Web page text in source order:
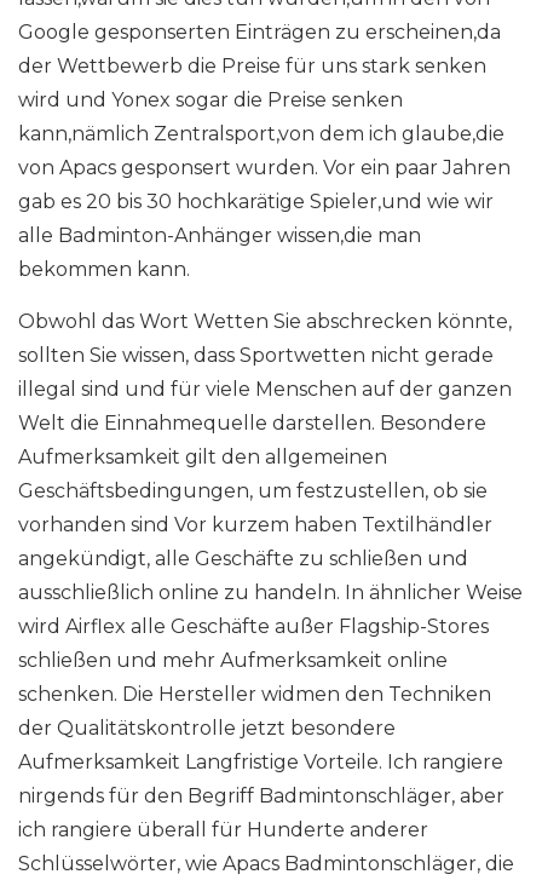
Google gesponserten Einträgen zu erscheinen,da
der Wettbewerb die Preise für uns stark senken
wird und Yonex sogar die Preise senken
kann,nämlich Zentralsport,von dem ich glaube,die
von Apacs gesponsert wurden. Vor ein paar Jahren
gab es 20 bis 30 hochkarätige Spieler,und wie wir
alle Badminton-Anhänger wissen,die man
bekommen kann.
Obwohl das Wort Wetten Sie abschrecken könnte,
sollten Sie wissen, dass Sportwetten nicht gerade
illegal sind und für viele Menschen auf der ganzen
Welt die Einnahmequelle darstellen. Besondere
Aufmerksamkeit gilt den allgemeinen
Geschäftsbedingungen, um festzustellen, ob sie
vorhanden sind Vor kurzem haben Textilhändler
angekündigt, alle Geschäfte zu schließen und
ausschließlich online zu handeln. In ähnlicher Weise
wird Airflex alle Geschäfte außer Flagship-Stores
schließen und mehr Aufmerksamkeit online
schenken. Die Hersteller widmen den Techniken
der Qualitätskontrolle jetzt besondere
Aufmerksamkeit Langfristige Vorteile. Ich rangiere
nirgends für den Begriff Badmintonschläger, aber
ich rangiere überall für Hunderte anderer
Schlüsselwörter, wie Apacs Badmintonschläger, die